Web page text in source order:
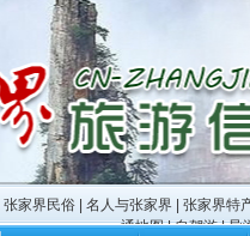
张家界民俗 名人与张家界 张家界特
通地图|自驾游|导